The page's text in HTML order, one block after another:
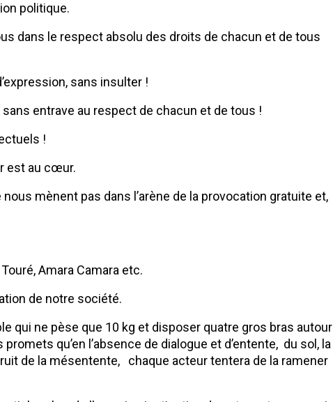
politique.
dans le respect absolu des droits de chacun et de tous
sans insulter !
entrave au respect de chacun et de tous !
!
est au cœur.
mènent pas dans l’arène de la provocation gratuite et,
Amara Camara etc.
de notre société.
qui ne pèse que 10 kg et disposer quatre gros bras autour
qu’en l’absence de dialogue et d’entente, du sol, la
de la mésentente, chaque acteur tentera de la ramener